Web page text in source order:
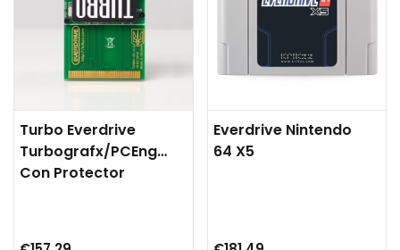
Turbo Everdrive
Turbografx/PCEngine
Con Protector
Everdrive Nintendo
64 X5